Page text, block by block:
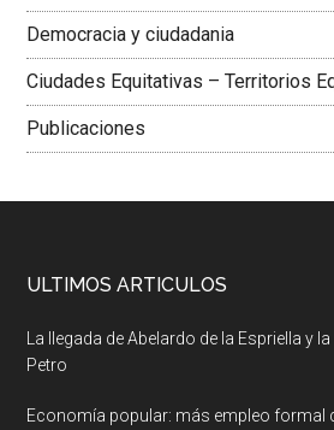
Democracia y ciudadania
Ciudades Equitativas – Territorios
Publicaciones
ULTIMOS ARTICULOS
La llegada de Abelardo de la Espriella y
Petro
Economía popular: más empleo formal